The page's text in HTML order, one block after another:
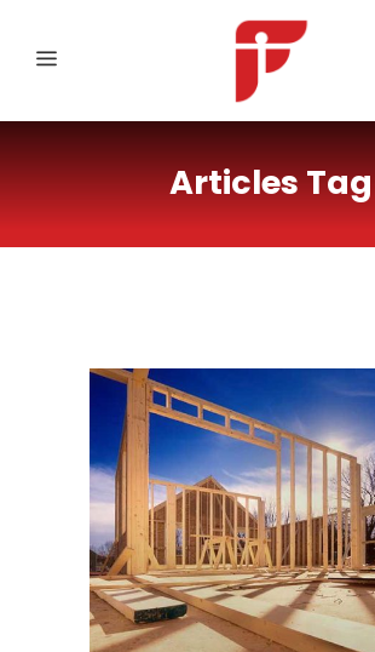
Articles Tag
Inside The Protein Bar